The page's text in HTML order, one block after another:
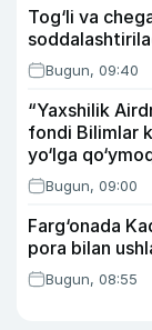
Tog‘li va
Bugun, 09:40
“Yaxshilik
fondi Bilimlar
yo‘lga
Bugun, 09:00
Farg‘onada
pora bilan
Bugun, 08:55